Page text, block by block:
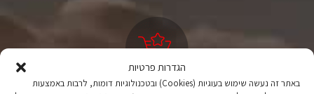
הגדרות פרטיות
באתר זה נעשה שימוש בעוגיות (Cookies) ובטכנולוגיות דומות, לרבות באמצעות